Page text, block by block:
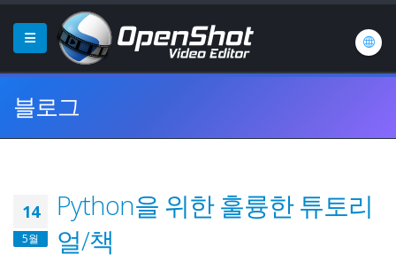
블로그
14
5월
Python을 위한 훌륭한 튜토리
얼/책